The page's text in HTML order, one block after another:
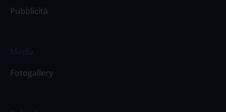
Pubblicità
Fotogallery